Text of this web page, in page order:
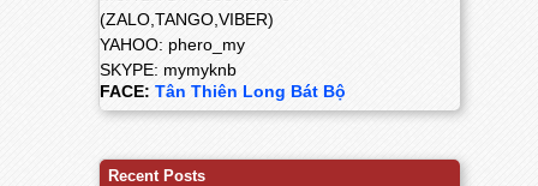
(ZALO,TANGO,VIBER)
YAHOO: phero_my
SKYPE: mymyknb
FACE: Tân Thiên Long Bát Bộ
Recent Posts